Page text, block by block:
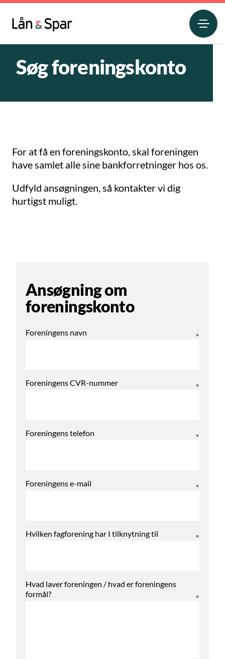
Søg foreningskonto
For at få en foreningskonto, skal foreningen
have samlet alle sine bankforretninger hos os.
Udfyld ansøgningen, så kontakter vi dig
hurtigst muligt.
Ansøgning om
foreningskonto
Foreningens navn
Foreningens CVR-nummer
Foreningens telefon
Foreningens e-mail
Hvilken fagforening har I tilknytning til
Hvad laver foreningen / hvad er foreningens
formål?